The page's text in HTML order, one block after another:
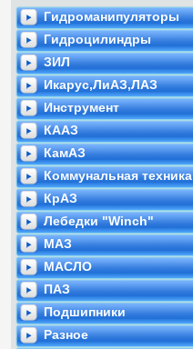
Гидроманипуляторы
Гидроцилиндры
ЗИЛ
Икарус,ЛиАЗ,ЛАЗ
Инструмент
КААЗ
КамАЗ
Коммунальная техника
КрАЗ
Лебедки "Winch"
МАЗ
МАСЛО
ПАЗ
Подшипники
Разное